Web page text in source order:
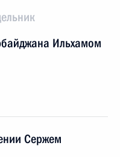
Ильхамом
Сержем